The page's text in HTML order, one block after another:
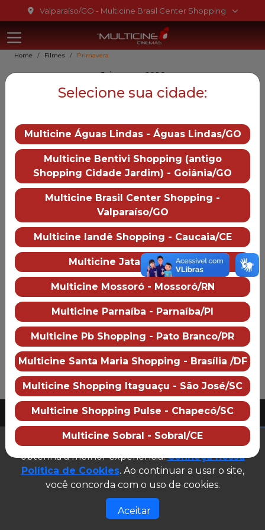
Ir para o conteúdo
Ir para o menu
Valparaíso/GO - Multicine Brasil Center Shopping
Multicine
Home Filmes Primavera
Primavera, 2026
Primavera
14
Gênero::Musical,
História, Drama, Biografia
Duração:111 min
Distruibução:
Imagem Filmes
Trailer
— Primavera
Mais informações
Multicine Brasil Center Shopping
Sobre o cinema
Como chegar
Preço dos ingressos
2026 Multicine cinemas
CNPJ: 07.609.246/0007-08
Desenvolvido e gerenciado por
Site público v1.0.0
Selecione sua cidade:
Multicine Águas Lindas - Águas Lindas/GO
Multicine Bentivi Shopping (antigo
Shopping Cidade Jardim) - Goiânia/GO
Multicine Brasil Center Shopping -
Valparaíso/GO
Multicine Iandê Shopping - Caucaia/CE
Multicine Jataí - Jataí/GO
Multicine Mossoró - Mossoró/RN
Multicine Parnaíba - Parnaíba/PI
Multicine Pb Shopping - Pato Branco/PR
Multicine Santa Maria Shopping - Brasília /DF
Multicine Shopping Itaguaçu - São José/SC
Multicine Shopping Pulse - Chapecó/SC
Multicine Sobral - Sobral/CE
Este site utiliza cookies para garantir que você
obtenha a melhor experiência.Conheça nossa
Política de Cookies. Ao continuar a usar o site,
você concorda com o uso de cookies.
Aceitar